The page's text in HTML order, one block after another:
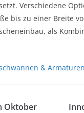
Verschiedene
bis zu einer Breite
als
&
Oktober